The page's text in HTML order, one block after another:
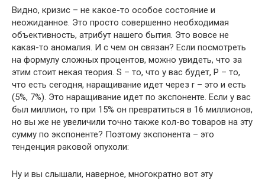
Видно, кризис – не какое-то особое состояние и
неожиданное. Это просто совершенно необходимая
объективность, атрибут нашего бытия. Это вовсе не
какая-то аномалия. И с чем он связан? Если посмотреть
на формулу сложных процентов, можно увидеть, что за
этим стоит некая теория. S – то, что у вас будет, P – то,
что есть сегодня, наращивание идет через r – это и есть
(5%, 7%). Это наращивание идет по экспоненте. Если у вас
был миллион, то при 15% он превратиться в 16 миллионов,
но вы же не увеличили точно также кол-во товаров на эту
сумму по экспоненте? Поэтому экспонента – это
тенденция раковой опухоли:
Ну и вы слышали, наверное, многократно вот эту